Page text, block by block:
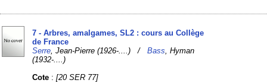
7 - Arbres, amalgames, SL2 : cours au Collège
de France
Serre , Jean-Pierre (1926-....) /Bass , Hyman
(1932-....)
Cote :[20 SER 77]